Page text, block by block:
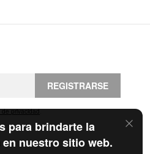
para brindarte la
nuestro sitio web.
REGISTRARSE
privacidad.